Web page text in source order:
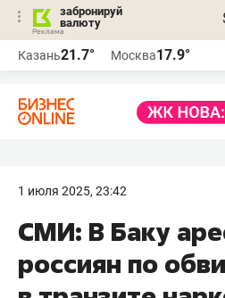
забронируй
валюту
Казань21.7° Москва17.9°
1 июля 2025, 23:42
СМИ: В Баку
россиян по